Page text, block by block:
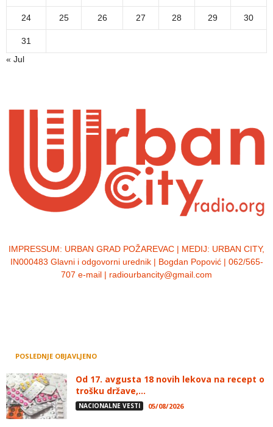
24 25 26 27 28 29 30
31
« Jul
IMPRESSUM: URBAN GRAD POŽAREVAC | MEDIJ: URBAN CITY,
IN000483 Glavni i odgovorni urednik | Bogdan Popović | 062/565-
707 e-mail | radiourbancity@gmail.com
POSLEDNJE OBJAVLJENO
Od 17. avgusta 18 novih lekova na recept o
trošku države,...
NACIONALNE VESTI 05/08/2026